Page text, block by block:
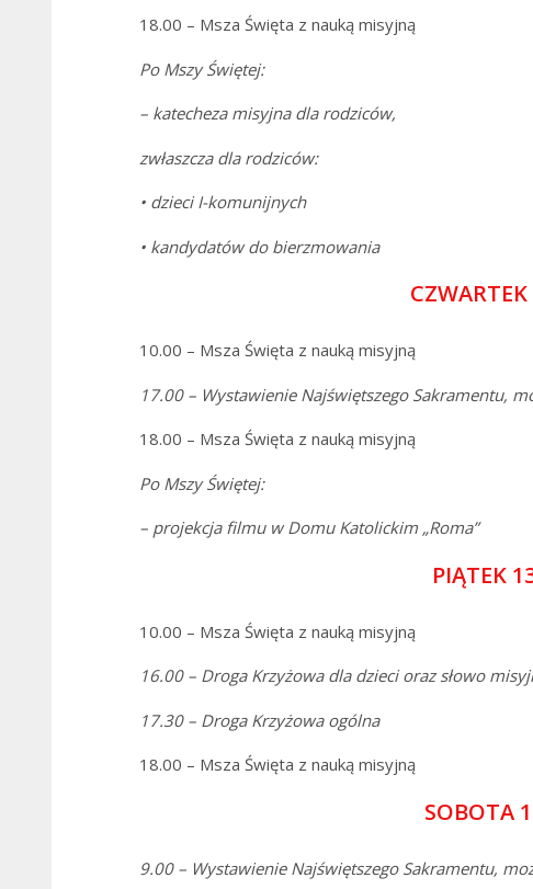
18.00 – Msza Święta z nauką misyjną
Po Mszy Świętej:
– katecheza misyjna dla rodziców,
zwłaszcza dla rodziców:
• dzieci I-komunijnych
• kandydatów do bierzmowania
10.00 – Msza Święta z nauką misyjną
17.00 – Wystawienie Najświętszego Sakramentu,
18.00 – Msza Święta z nauką misyjną
Po Mszy Świętej:
– projekcja filmu w Domu Katolickim „Roma”
PIĄTEK
10.00 – Msza Święta z nauką misyjną
16.00 – Droga Krzyżowa dla dzieci oraz słowo
17.30 – Droga Krzyżowa ogólna
18.00 – Msza Święta z nauką misyjną
SOBOTA
9.00 – Wystawienie Najświętszego Sakramentu,